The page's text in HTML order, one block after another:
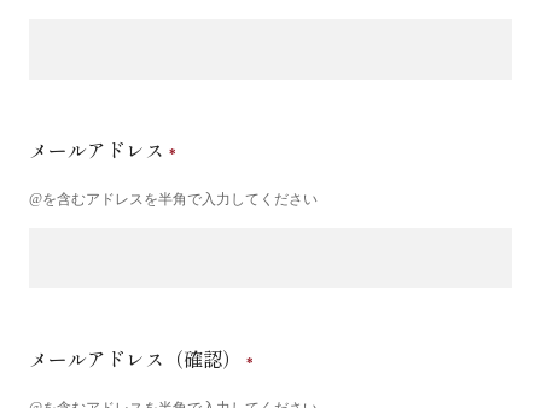
メールアドレス
@を含むアドレスを半角で入力してください
メールアドレス（確認）